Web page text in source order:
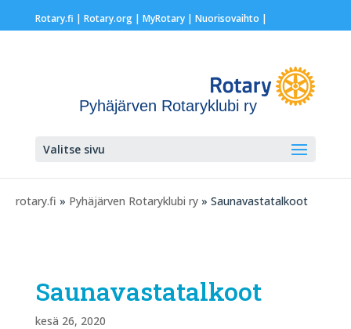
Rotary.fi | Rotary.org| MyRotary | Nuorisovaihto |
Pyhäjärven Rotaryklubi ry
Valitse sivu
rotary.fi » Pyhäjärven Rotaryklubi ry » Saunavastatalkoot
Saunavastatalkoot
kesä 26, 2020